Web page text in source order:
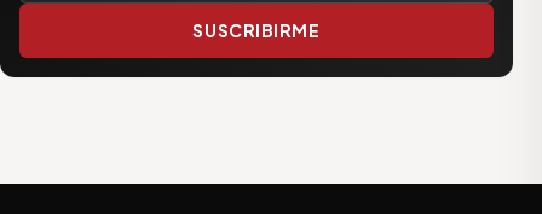
SUSCRIBIRME